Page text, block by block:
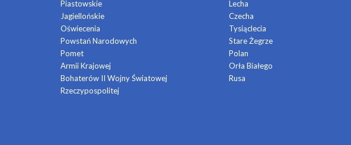
Piastowskie
Jagiellońskie
Oświecenia
Powstań Narodowych
Pomet
Armii Krajowej
Bohaterów II Wojny Światowej
Rzeczypospolitej
Lecha
Czecha
Tysiąclecia
Stare Żegrze
Polan
Orła Białego
Rusa